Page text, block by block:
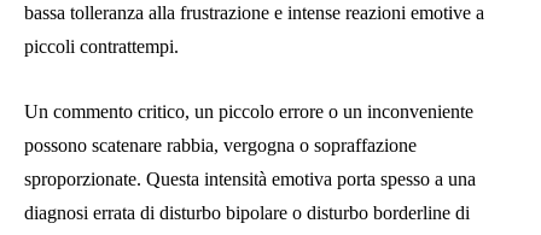
bassa tolleranza alla frustrazione e intense reazioni emotive a
piccoli contrattempi.
Un commento critico, un piccolo errore o un inconveniente
possono scatenare rabbia, vergogna o sopraffazione
sproporzionate. Questa intensità emotiva porta spesso a una
diagnosi errata di disturbo bipolare o disturbo borderline di